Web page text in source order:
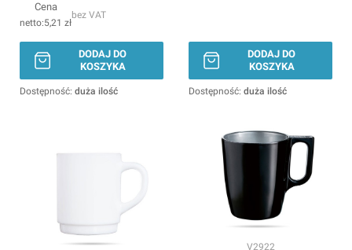
Cena
5,21 zł
bez VAT
DODAJ DO
KOSZYKA
Dostępność: duża ilość
DODAJ DO
KOSZYKA
Dostępność: duża ilość
Kod produktu
V2922